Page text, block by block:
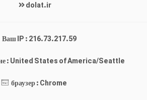
dolat.ir
Ваш IP : 216.73.217.59
: United States of America/Seattle
браузер : Chrome